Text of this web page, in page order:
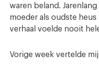
waren beland.
moeder als oudste
verhaal voelde nooit
Vorige week vertelde